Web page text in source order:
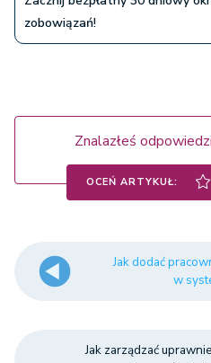
zobowiązań!
Znalazłeś
OCEŃ ARTYKUŁ:
Jak dodać
w
Jak zarządzać